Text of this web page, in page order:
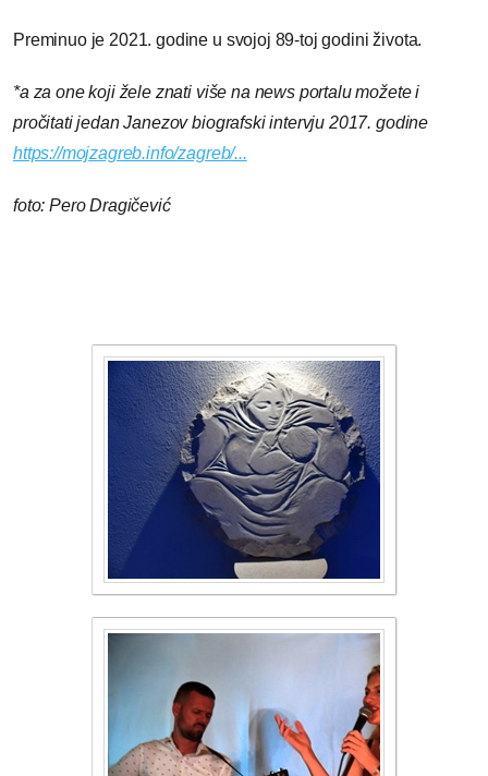
Preminuo je 2021. godine u svojoj 89-toj godini života.
*a za one koji žele znati više na news portalu možete i
pročitati jedan Janezov biografski intervju 2017. godine
https://mojzagreb.info/zagreb/...
foto: Pero Dragičević